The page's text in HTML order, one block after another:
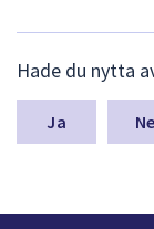
ä
m
a
n
Hade du nytta